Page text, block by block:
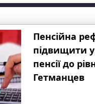
Пенсійна
підвищити
пенсії до
Гетманцев